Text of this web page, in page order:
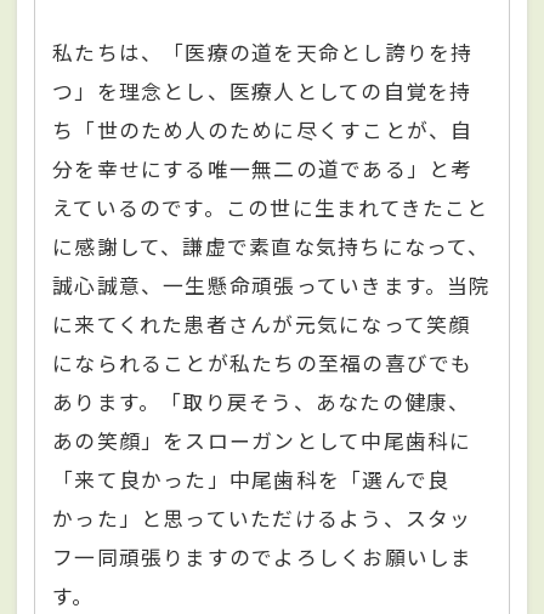
私たちは、「医療の道を天命とし誇りを持
つ」を理念とし、医療人としての自覚を持
ち「世のため人のために尽くすことが、自
分を幸せにする唯一無二の道である」と考
えているのです。この世に生まれてきたこと
に感謝して、謙虚で素直な気持ちになって、
誠心誠意、一生懸命頑張っていきます。当院
に来てくれた患者さんが元気になって笑顔
になられることが私たちの至福の喜びでも
あります。「取り戻そう、あなたの健康、
あの笑顔」をスローガンとして中尾歯科に
「来て良かった」中尾歯科を「選んで良
かった」と思っていただけるよう、スタッ
フ一同頑張りますのでよろしくお願いしま
す。